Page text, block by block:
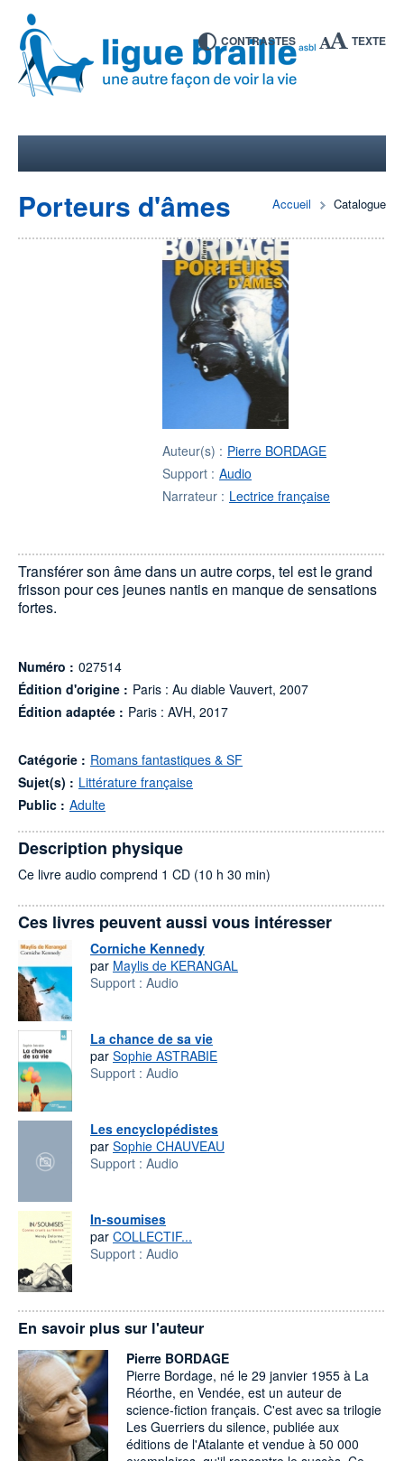
CONTRASTES TEXTE
Accueil Catalogue
Porteurs d'âmes
Auteur(s) : Pierre BORDAGE
Support : Audio
Narrateur : Lectrice française
Transférer son âme dans un autre corps, tel est le grand
frisson pour ces jeunes nantis en manque de sensations
fortes.
Numéro : 027514
Édition d'origine : Paris : Au diable Vauvert, 2007
Édition adaptée : Paris : AVH, 2017
Catégorie : Romans fantastiques & SF
Sujet(s) : Littérature française
Public : Adulte
Description physique
Ce livre audio comprend 1 CD (10 h 30 min)
Ces livres peuvent aussi vous intéresser
Corniche Kennedy
par Maylis de KERANGAL
Support : Audio
La chance de sa vie
par Sophie ASTRABIE
Support : Audio
Les encyclopédistes
par Sophie CHAUVEAU
Support : Audio
In-soumises
par COLLECTIF...
Support : Audio
En savoir plus sur l'auteur
Pierre BORDAGE
Pierre Bordage, né le 29 janvier 1955 à La
Réorthe, en Vendée, est un auteur de
science-fiction français. C'est avec sa trilogie
Les Guerriers du silence, publiée aux
éditions de l'Atalante et vendue à 50 000